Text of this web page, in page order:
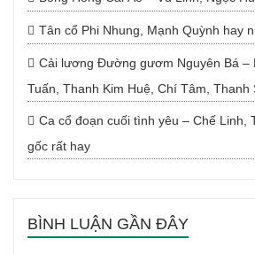
Tân cổ Phi Nhung, Mạnh Quỳnh hay
Cải lương Đường gươm Nguyên Bá –
Tuấn, Thanh Kim Huệ, Chí Tâm, Thanh
Ca cổ đoạn cuối tình yêu – Chế Linh,
gốc rất hay
BÌNH LUẬN GẦN ĐÂY